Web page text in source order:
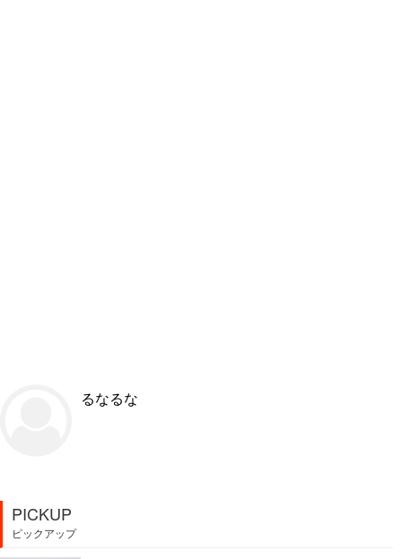
るなるな
PICKUP
ピックアップ